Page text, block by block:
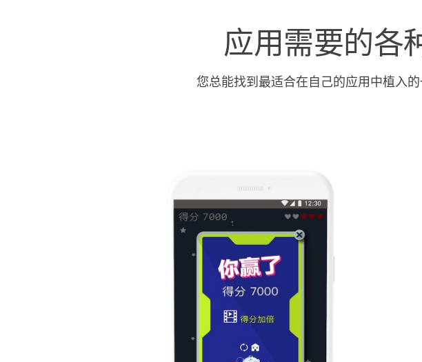
应用需要的各
您总能找到最适合在自己的应用中植入